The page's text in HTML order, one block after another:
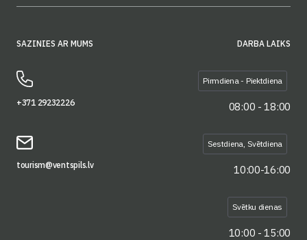
SAZINIES AR MUMS
+371 29232226
tourism@ventspils.lv
DARBA LAIKS
Pirmdiena - Piektdiena
08:00 - 18:00
Sestdiena, Svētdiena
10:00-16:00
Svētku dienas
10:00 - 15:00